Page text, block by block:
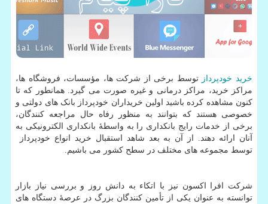
خرید خودپرداز توسط برخی از شرکت ها، مؤسسات، فروشگاه ها،
مراکز خرید، مراکز درمانی و غیره صورت می گیرد. همانطور که تا
کنون مشاهده کرده باشید اولین خریداران خودپرداز بانک های دولتی و
خصوصی هستند که بتوانند به منظور رفاه حال مراجعه کنندگان،
برخی از خدمات رایج بانکداری را به واسطۀ بانکداری الکترونیکی به
آنان ارائه دهند. از آن به بعد شاهد استقبال خرید انواع خودپرداز
توسط مجموعه های مختلف در سطح کشور می باشیم.
شرکت افرا اکسون نیز با اتکاء به دانش روز و بررسی نیاز بازار
توانسته به عنوان یکی از تأمین کنندگان بزرگ در عرصۀ دستگاه های